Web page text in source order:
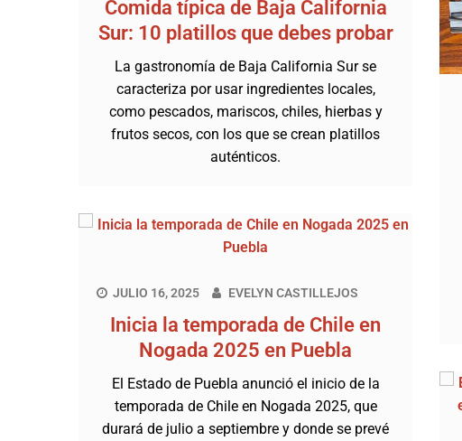
Comida típica de Baja California
Sur: 10 platillos que debes probar
La gastronomía de Baja California Sur se
caracteriza por usar ingredientes locales,
como pescados, mariscos, chiles, hierbas y
frutos secos, con los que se crean platillos
auténticos.
JULIO 16, 2025 EVELYN CASTILLEJOS
Inicia la temporada de Chile en
Nogada 2025 en Puebla
El Estado de Puebla anunció el inicio de la
temporada de Chile en Nogada 2025, que
durará de julio a septiembre y donde se prevé